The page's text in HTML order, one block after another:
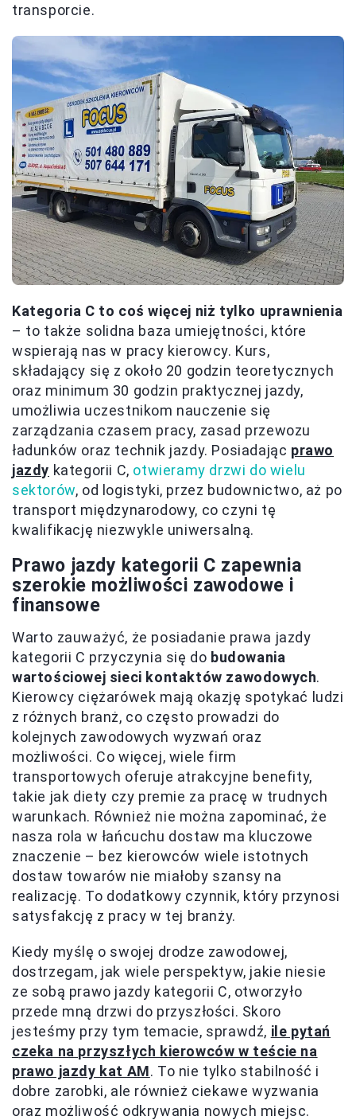
transporcie.
Kategoria C to coś więcej niż tylko uprawnienia
– to także solidna baza umiejętności, które
wspierają nas w pracy kierowcy. Kurs,
składający się z około 20 godzin teoretycznych
oraz minimum 30 godzin praktycznej jazdy,
umożliwia uczestnikom nauczenie się
zarządzania czasem pracy, zasad przewozu
ładunków oraz technik jazdy. Posiadając prawo
jazdy kategorii C, otwieramy drzwi do wielu
sektorów, od logistyki, przez budownictwo, aż po
transport międzynarodowy, co czyni tę
kwalifikację niezwykle uniwersalną.
Prawo jazdy kategorii C zapewnia
szerokie możliwości zawodowe i
finansowe
Warto zauważyć, że posiadanie prawa jazdy
kategorii C przyczynia się do budowania
wartościowej sieci kontaktów zawodowych.
Kierowcy ciężarówek mają okazję spotykać ludzi
z różnych branż, co często prowadzi do
kolejnych zawodowych wyzwań oraz
możliwości. Co więcej, wiele firm
transportowych oferuje atrakcyjne benefity,
takie jak diety czy premie za pracę w trudnych
warunkach. Również nie można zapominać, że
nasza rola w łańcuchu dostaw ma kluczowe
znaczenie – bez kierowców wiele istotnych
dostaw towarów nie miałoby szansy na
realizację. To dodatkowy czynnik, który przynosi
satysfakcję z pracy w tej branży.
Kiedy myślę o swojej drodze zawodowej,
dostrzegam, jak wiele perspektyw, jakie niesie
ze sobą prawo jazdy kategorii C, otworzyło
przede mną drzwi do przyszłości. Skoro
jesteśmy przy tym temacie, sprawdź, ile pytań
czeka na przyszłych kierowców w teście na
prawo jazdy kat AM. To nie tylko stabilność i
dobre zarobki, ale również ciekawe wyzwania
oraz możliwość odkrywania nowych miejsc.